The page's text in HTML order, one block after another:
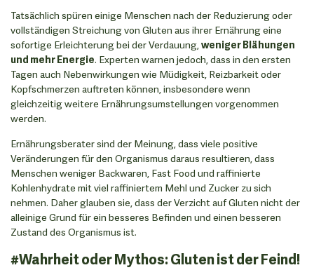
Tatsächlich spüren einige Menschen nach der Reduzierung oder
vollständigen Streichung von Gluten aus ihrer Ernährung eine
sofortige Erleichterung bei der Verdauung,weniger Blähungen
und mehr Energie. Experten warnen jedoch, dass in den ersten
Tagen auch Nebenwirkungen wie Müdigkeit, Reizbarkeit oder
Kopfschmerzen auftreten können, insbesondere wenn
gleichzeitig weitere Ernährungsumstellungen vorgenommen
werden.
Ernährungsberater sind der Meinung, dass viele positive
Veränderungen für den Organismus daraus resultieren, dass
Menschen weniger Backwaren, Fast Food und raffinierte
Kohlenhydrate mit viel raffiniertem Mehl und Zucker zu sich
nehmen. Daher glauben sie, dass der Verzicht auf Gluten nicht der
alleinige Grund für ein besseres Befinden und einen besseren
Zustand des Organismus ist.
#Wahrheit oder Mythos: Gluten ist der Feind!